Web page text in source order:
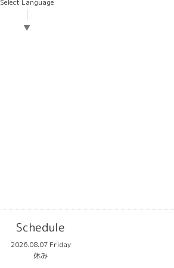
▼
Schedule
2026.08.07 Friday
休み